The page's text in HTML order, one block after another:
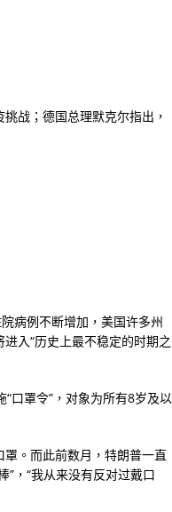
战；德国总理默克尔指出，
病例不断增加，美国许多州
入“历史上最不稳定的时期之
口罩令”，对象为所有8岁及以
。而此前数月，特朗普一直
，“我从来没有反对过戴口